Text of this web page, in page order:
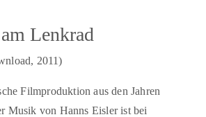
Lenkrad
2011)
Filmproduktion aus den Jahren
Musik von Hanns Eisler ist bei